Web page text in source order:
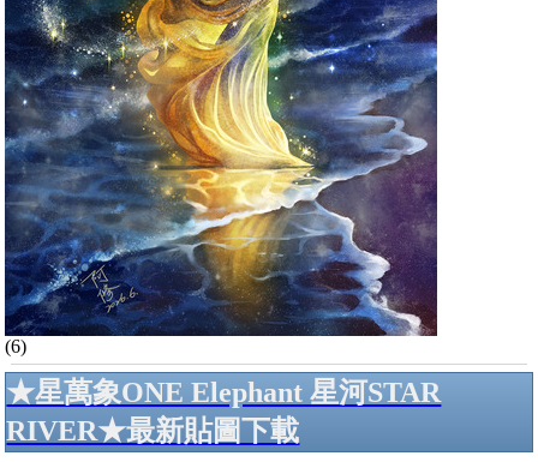
(6)
★星萬象ONE Elephant 星河STAR
RIVER★最新貼圖下載